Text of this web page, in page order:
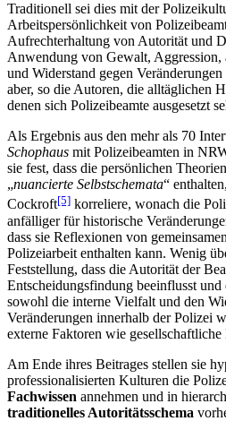
Traditionell sei dies mit der
Arbeitspersönlichkeit von
Aufrechterhaltung von Autorität und
Anwendung von Gewalt, Aggression,
und Widerstand gegen
aber, so die Autoren, die alltäglichen
denen sich Polizeibeamte ausgesetzt
Als Ergebnis aus den mehr als 70
Schophaus mit Polizeibeamten in
sie fest, dass die persönlichen
„nuancierte Selbstschemata“
Cockroft[5] korreliere, wonach die
anfälliger für historische
dass sie Reflexionen von
Polizeiarbeit enthalten kann. Wenig
Feststellung, dass die Autorität der
Entscheidungsfindung beeinflusst
sowohl die interne Vielfalt und den
Veränderungen innerhalb der Polizei
externe Faktoren wie gesellschaftliche
Am Ende ihres Beitrages stellen sie
professionalisierten Kulturen die
Fachwissen annehmen und in
traditionelles Autoritätsschema